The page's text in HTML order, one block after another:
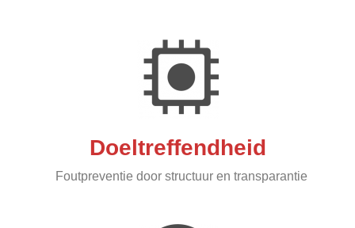
Doeltreffendheid
Foutpreventie door structuur en transparantie